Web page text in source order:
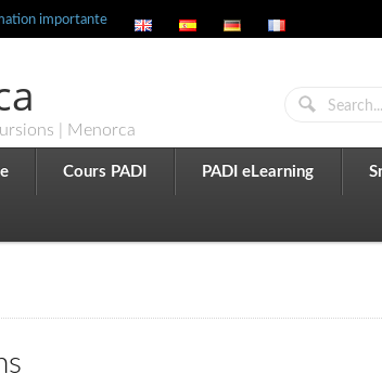
importante
| Menorca
Cours PADI PADI eLearning